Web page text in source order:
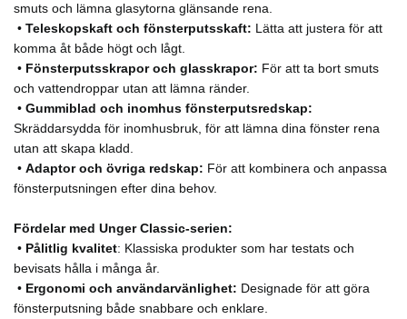
smuts och lämna glasytorna glänsande rena.
• Teleskopskaft och fönsterputsskaft: Lätta att justera för att
komma åt både högt och lågt.
• Fönsterputsskrapor och glasskrapor: För att ta bort smuts
och vattendroppar utan att lämna ränder.
• Gummiblad och inomhus fönsterputsredskap:
Skräddarsydda för inomhusbruk, för att lämna dina fönster rena
utan att skapa kladd.
• Adaptor och övriga redskap: För att kombinera och anpassa
fönsterputsningen efter dina behov.
Fördelar med Unger Classic-serien:
• Pålitlig kvalitet: Klassiska produkter som har testats och
bevisats hålla i många år.
• Ergonomi och användarvänlighet: Designade för att göra
fönsterputsning både snabbare och enklare.